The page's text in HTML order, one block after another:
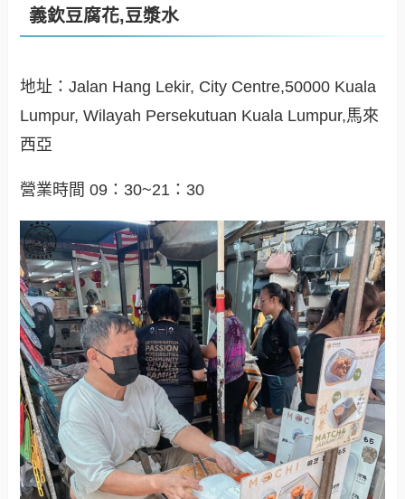
義欽豆腐花,豆漿水
地址：Jalan Hang Lekir, City Centre,50000 Kuala
Lumpur, Wilayah Persekutuan Kuala Lumpur,馬來
西亞
營業時間 09：30~21：30